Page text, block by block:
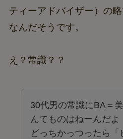
ティーアドバイザー）の
なんだそうです。
え？常識？？
30代男の常識にBA＝
んてものはねーんだよ
どっちかっつったら「